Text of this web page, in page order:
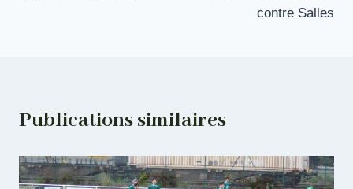
contre Salles
Publications similaires